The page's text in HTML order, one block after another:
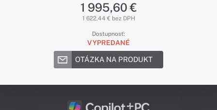
1 995,60 €
1 622,44 € bez DPH
Dostupnosť:
VYPREDANÉ
OTÁZKA NA PRODUKT